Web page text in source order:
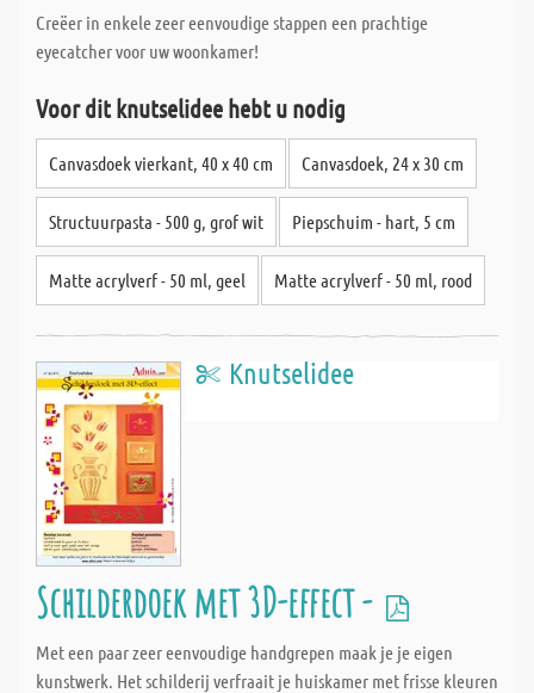
Creëer in enkele zeer eenvoudige stappen een prachtige
eyecatcher voor uw woonkamer!
Voor dit knutselidee hebt u nodig
Canvasdoek vierkant, 40 x 40 cm Canvasdoek, 24 x 30 cm
Structuurpasta - 500 g, grof wit Piepschuim - hart, 5 cm
Matte acrylverf - 50 ml, geel Matte acrylverf - 50 ml, rood
Knutselidee
Schilderdoek met 3D-effect -
Met een paar zeer eenvoudige handgrepen maak je je eigen
kunstwerk. Het schilderij verfraait je huiskamer met frisse kleuren